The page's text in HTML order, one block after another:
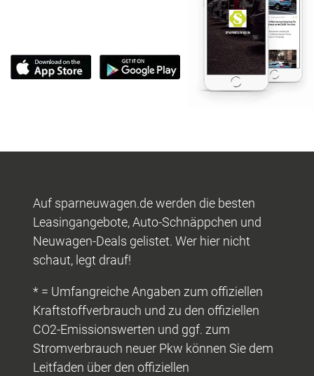
Auf sparneuwagen.de werden die besten
Leasingangebote, Auto-Schnäppchen und
Neuwagen-Deals gelistet. Wer hier nicht
schaut, legt drauf!
* = Umfangreiche Angaben zum offiziellen
Kraftstoffverbrauch und zu den offiziellen
CO2-Emissionswerten und ggf. zum
Stromverbrauch neuer Pkw können Sie dem
Leitfaden über den offiziellen